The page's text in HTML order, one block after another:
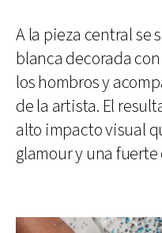
A la pieza central se
blanca decorada
los hombros y
de la artista. El
alto impacto visual
glamour y una